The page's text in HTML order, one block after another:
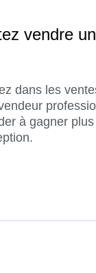
vendre
dans les
à gagner